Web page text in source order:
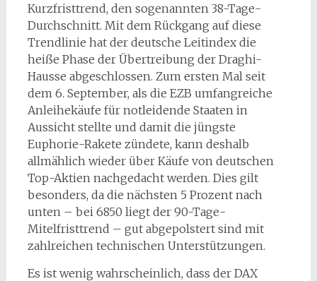
Kurzfristtrend, den sogenannten 38-Tage-
Durchschnitt. Mit dem Rückgang auf diese
Trendlinie hat der deutsche Leitindex die
heiße Phase der Übertreibung der Draghi-
Hausse abgeschlossen. Zum ersten Mal seit
dem 6. September, als die EZB umfangreiche
Anleihekäufe für notleidende Staaten in
Aussicht stellte und damit die jüngste
Euphorie-Rakete zündete, kann deshalb
allmählich wieder über Käufe von deutschen
Top-Aktien nachgedacht werden. Dies gilt
besonders, da die nächsten 5 Prozent nach
unten – bei 6850 liegt der 90-Tage-
Mitelfristtrend – gut abgepolstert sind mit
zahlreichen technischen Unterstützungen.
Es ist wenig wahrscheinlich, dass der DAX